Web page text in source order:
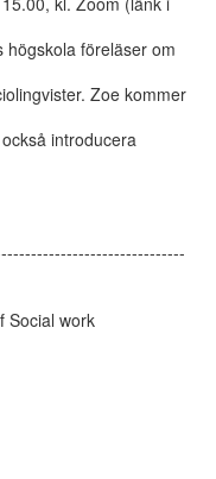
högskola föreläser om
Zoe kommer
introducera
Social work